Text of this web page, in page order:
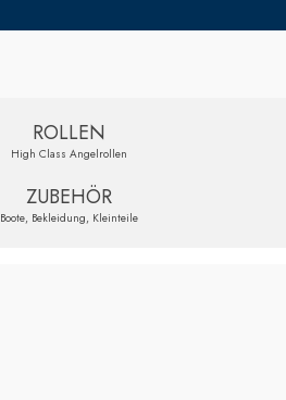
ROLLEN
High Class Angelrollen
ZUBEHÖR
Boote, Bekleidung, Kleinteile